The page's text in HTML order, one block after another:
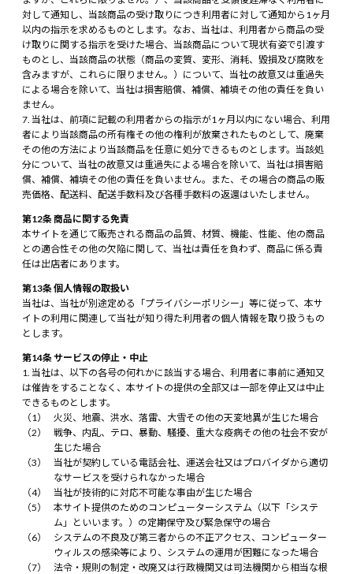
対して通知し、当該商品の受け取りにつき利用者に対して通知から1ヶ月
以内の指示を求めるものとします。なお、当社は、利用者から商品の受
け取りに関する指示を受けた場合、当該商品について現状有姿で引渡す
ものとし、当該商品の状態（商品の変質、変形、消耗、毀損及び腐敗を
含みますが、これらに限りません。）について、当社の故意又は重過失
による場合を除いて、当社は損害賠償、補償、補填その他の責任を負い
ません。
当社は、前項に記載の利用者からの指示が1ヶ月以内にない場合、利用
者により当該商品の所有権その他の権利が放棄されたものとして、廃棄
その他の方法により当該商品を任意に処分できるものとします。当該処
分について、当社の故意又は重過失による場合を除いて、当社は損害賠
償、補償、補填その他の責任を負いません。また、その場合の商品の販
売価格、配送料、配送手数料及び各種手数料の返還はいたしません。
第12条 商品に関する免責
本サイトを通じて販売される商品の品質、材質、機能、性能、他の商品
との適合性その他の欠陥に関して、当社は責任を負わず、商品に係る責
任は出店者にあります。
第13条 個人情報の取扱い
当社は、当社が別途定める「プライバシーポリシー」等に従って、本サ
イトの利用に関連して当社が知り得た利用者の個人情報を取り扱うもの
とします。
第14条 サービスの停止・中止
当社は、以下の各号の何れかに該当する場合、利用者に事前に通知又
は催告をすることなく、本サイトの提供の全部又は一部を停止又は中止
できるものとします。
火災、地震、洪水、落雷、大雪その他の天変地異が生じた場合
戦争、内乱、テロ、暴動、騒擾、重大な疫病その他の社会不安が
生じた場合
当社が契約している電話会社、運送会社又はプロバイダから適切
なサービスを受けられなかった場合
当社が技術的に対応不可能な事由が生じた場合
本サイト提供のためのコンピューターシステム（以下「システ
ム」といいます。）の定期保守及び緊急保守の場合
システムの不良及び第三者からの不正アクセス、コンピューター
ウィルスの感染等により、システムの運用が困難になった場合
法令・規則の制定・改廃又は行政機関又は司法機関から相当な根